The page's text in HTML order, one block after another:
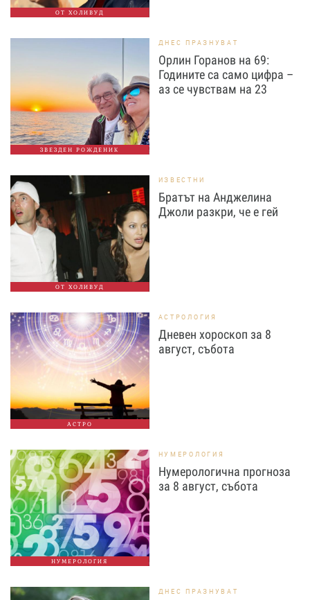
ОТ ХОЛИВУД
ЗВЕЗДЕН РОЖДЕНИК
ДНЕС ПРАЗНУВАТ
Орлин Горанов на 69:
Годините са само цифра –
аз се чувствам на 23
ОТ ХОЛИВУД
ИЗВЕСТНИ
Братът на Анджелина
Джоли разкри, че е гей
АСТРО
АСТРОЛОГИЯ
Дневен хороскоп за 8
август, събота
НУМЕРОЛОГИЯ
НУМЕРОЛОГИЯ
Нумерологична прогноза
за 8 август, събота
ДНЕС ПРАЗНУВАТ